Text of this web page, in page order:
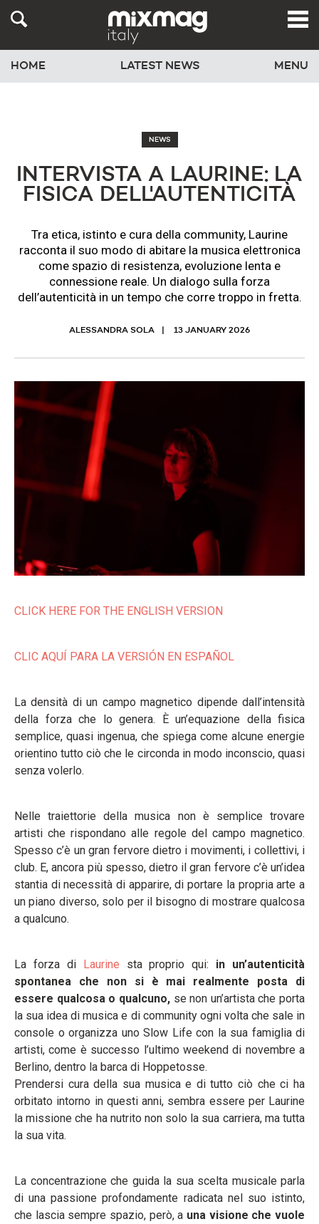
HOME LATEST NEWS MENU
NEWS
INTERVISTA A LAURINE: LA
FISICA DELL'AUTENTICITÀ
Tra etica, istinto e cura della community, Laurine
racconta il suo modo di abitare la musica elettronica
come spazio di resistenza, evoluzione lenta e
connessione reale. Un dialogo sulla forza
dell’autenticità in un tempo che corre troppo in fretta.
ALESSANDRA SOLA 13 JANUARY 2026
CLICK HERE FOR THE ENGLISH VERSION
CLIC AQUÍ PARA LA VERSIÓN EN ESPAÑOL
La densità di un campo magnetico dipende dall’intensità
della forza che lo genera. È un’equazione della fisica
semplice, quasi ingenua, che spiega come alcune energie
orientino tutto ciò che le circonda in modo inconscio, quasi
senza volerlo.
Nelle traiettorie della musica non è semplice trovare
artisti che rispondano alle regole del campo magnetico.
Spesso c’è un gran fervore dietro i movimenti, i collettivi, i
club. E, ancora più spesso, dietro il gran fervore c’è un’idea
stantia di necessità di apparire, di portare la propria arte a
un piano diverso, solo per il bisogno di mostrare qualcosa
a qualcuno.
La forza di Laurine sta proprio qui: in un’autenticità
spontanea che non si è mai realmente posta di
essere qualcosa o qualcuno, se non un’artista che porta
la sua idea di musica e di community ogni volta che sale in
console o organizza uno Slow Life con la sua famiglia di
artisti, come è successo l’ultimo weekend di novembre a
Berlino, dentro la barca di Hoppetosse.
Prendersi cura della sua musica e di tutto ciò che ci ha
orbitato intorno in questi anni, sembra essere per Laurine
la missione che ha nutrito non solo la sua carriera, ma tutta
la sua vita.
La concentrazione che guida la sua scelta musicale parla
di una passione profondamente radicata nel suo istinto,
che lascia sempre spazio, però, a una visione che vuole